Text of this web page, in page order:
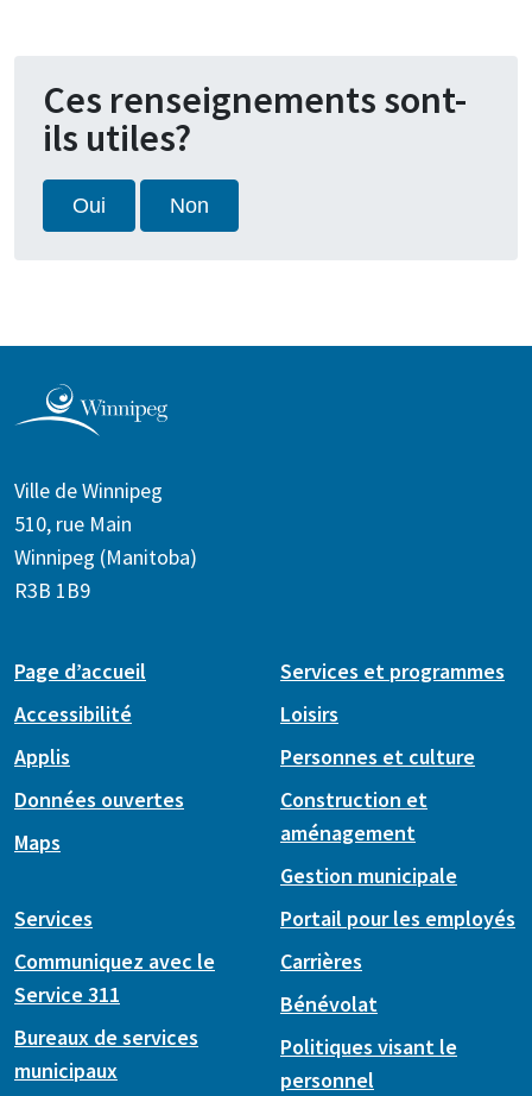
Ces renseignements sont-
ils utiles?
Oui Non
Ville de Winnipeg
510, rue Main
Winnipeg (Manitoba)
R3B 1B9
Page d’accueil
Accessibilité
Applis
Données ouvertes
Maps
Services et programmes
Loisirs
Personnes et culture
Construction et
aménagement
Gestion municipale
Services
Communiquez avec le
Service 311
Bureaux de services
municipaux
Portail pour les employés
Carrières
Bénévolat
Politiques visant le
personnel